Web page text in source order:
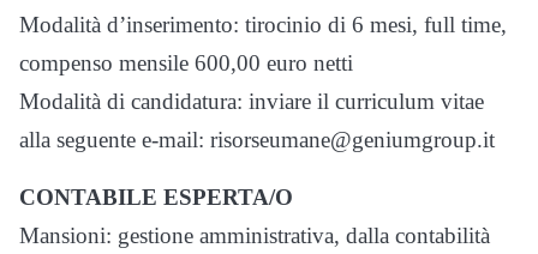
Modalità d’inserimento: tirocinio di 6 mesi, full time,
compenso mensile 600,00 euro netti
Modalità di candidatura: inviare il curriculum vitae
alla seguente e-mail: risorseumane@geniumgroup.it
CONTABILE ESPERTA/O
Mansioni: gestione amministrativa, dalla contabilità